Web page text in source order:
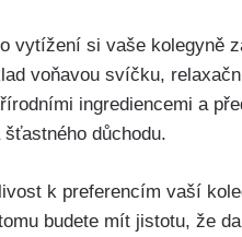
vytížení si vaše kolegyně
voňavou svíčku,
ingrediencemi a
důchodu.
k preferencím vaší
budete mít jistotu, že